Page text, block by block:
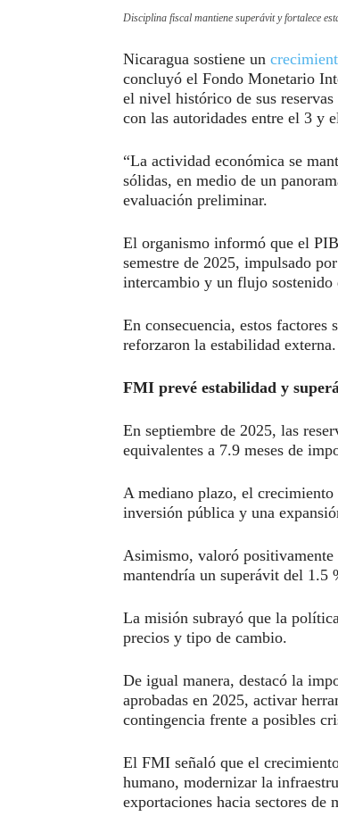
Disciplina fiscal mantiene superávit y fortalece
Nicaragua sostiene un
concluyó el Fondo Monetario
el nivel histórico de sus
con las autoridades entre el 3 y
“La actividad económica se
sólidas, en medio de un
evaluación preliminar.
El organismo informó que el
semestre de 2025, impulsado
intercambio y un flujo sostenido
En consecuencia, estos
reforzaron la estabilidad externa.
FMI prevé estabilidad y
En septiembre de 2025, las
equivalentes a 7.9 meses de
A mediano plazo, el
inversión pública y una
Asimismo, valoró
mantendría un superávit del 1.5
La misión subrayó que la
precios y tipo de cambio.
De igual manera, destacó la
aprobadas en 2025, activar
contingencia frente a posibles
El FMI señaló que el
humano, modernizar la
exportaciones hacia sectores de